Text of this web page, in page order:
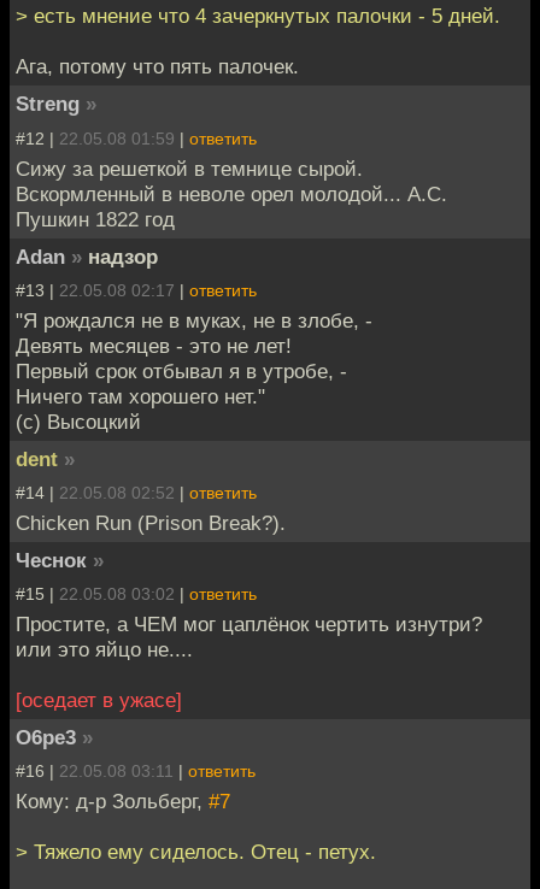
> есть мнение что 4 зачеркнутых палочки - 5 дней.
Ага, потому что пять палочек.
Streng »
#12 | 22.05.08 01:59 | ответить
Сижу за решеткой в темнице сырой.
Вскормленный в неволе орел молодой... А.С.
Пушкин 1822 год
Adan » надзор
#13 | 22.05.08 02:17 | ответить
"Я рождался не в муках, не в злобе, -
Девять месяцев - это не лет!
Первый срок отбывал я в утробе, -
Hичего там хорошего нет."
(с) Высоцкий
dent »
#14 | 22.05.08 02:52 | ответить
Chicken Run (Prison Break?).
Чеснок »
#15 | 22.05.08 03:02 | ответить
Простите, а ЧЕМ мог цаплёнок чертить изнутри?
или это яйцо не....
[оседает в ужасе]
O6pe3 »
#16 | 22.05.08 03:11 | ответить
Кому: д-р Зольберг, #7
> Тяжело ему сиделось. Отец - петух.